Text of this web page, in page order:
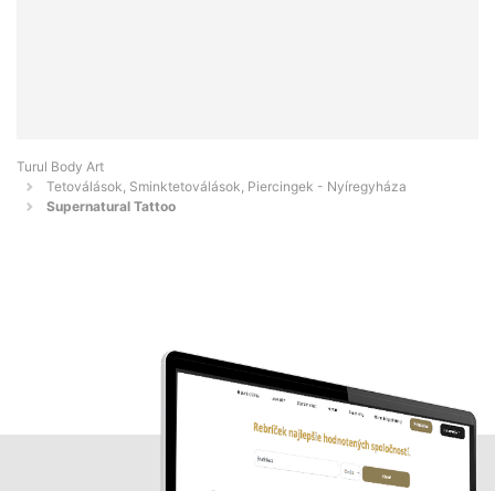
Turul Body Art
Tetoválások, Sminktetoválások, Piercingek - Nyíregyháza
Supernatural Tattoo